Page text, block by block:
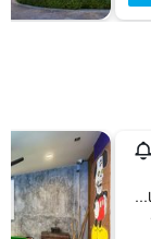
157/1 Nanai Road, باتونغ, تايلاند